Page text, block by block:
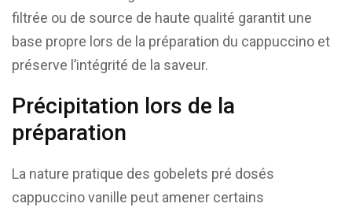
filtrée ou de source de haute qualité garantit une
base propre lors de la préparation du cappuccino et
préserve l’intégrité de la saveur.
Précipitation lors de la
préparation
La nature pratique des gobelets pré dosés
cappuccino vanille peut amener certains